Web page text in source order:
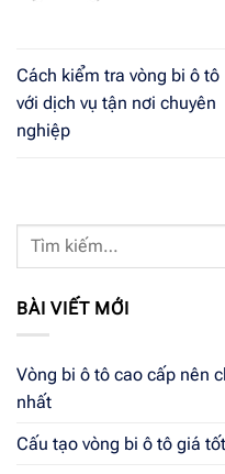
Cách kiểm tra vòng bi ô tô
với dịch vụ tận nơi chuyên
nghiệp
BÀI VIẾT MỚI
Vòng bi ô tô cao cấp nên
nhất
Cấu tạo vòng bi ô tô giá